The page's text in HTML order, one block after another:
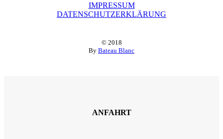
IMPRESSUM
DATENSCHUTZERKLÄRUNG
© 2018
By Bateau Blanc
ANFAHRT